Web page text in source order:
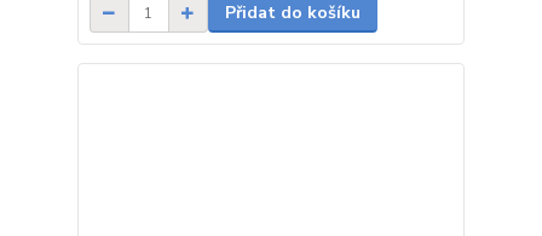
Přidat do košíku